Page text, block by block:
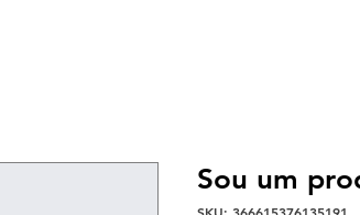
Sou um